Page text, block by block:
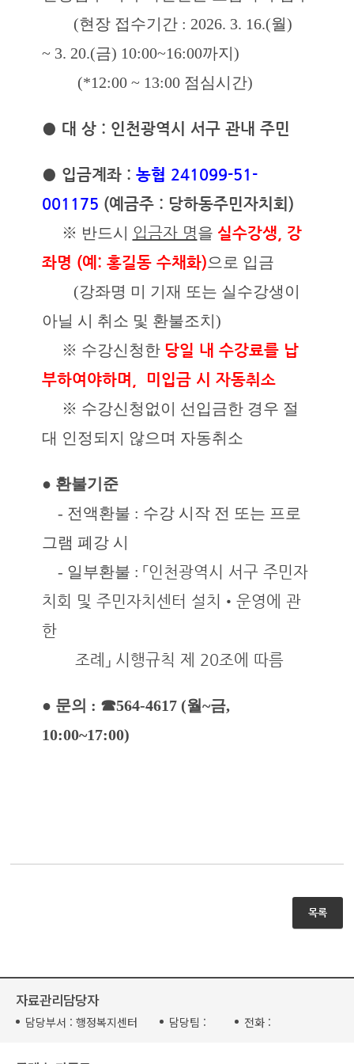
(현장 접수기간 : 2026. 3. 16.(월)
~ 3. 20.(금) 10:00~16:00까지)
(*12:00 ~ 13:00 점심시간)
● 대 상 : 인천광역시 서구 관내 주민
● 입금계좌 : 농협 241099-51-
001175 (예금주 : 당하동주민자치회)
※ 반드시 입금자 명을 실수강생, 강
좌명 (예: 홍길동 수채화)으로 입금
(강좌명 미 기재 또는 실수강생이
아닐 시 취소 및 환불조치)
※ 수강신청한 당일 내 수강료를 납
부하여야하며, 미입금 시 자동취소
※ 수강신청없이 선입금한 경우 절
대 인정되지 않으며 자동취소
● 환불기준
- 전액환불 : 수강 시작 전 또는 프로
그램 폐강 시
- 일부환불 : 「인천광역시 서구 주민자
치회 및 주민자치센터 설치•운영에 관
한
조례」 시행규칙 제 20조에 따름
● 문의 : ☎564-4617 (월~금,
10:00~17:00)
목록
자료관리담당자
담당부서 : 행정복지센터 담당팀 : 전화 :